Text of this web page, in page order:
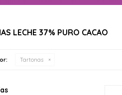
LECHE 37% PURO CACAO
Tartonas